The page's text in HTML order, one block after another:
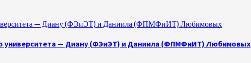
— Диану (ФЭиЭТ) и Даниила (ФПМФиИТ) Любимовых
университета — Диану (ФЭиЭТ) и Даниила (ФПМФиИТ) Любимовых